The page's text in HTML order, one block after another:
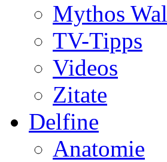
Mythos Wal
TV-Tipps
Videos
Zitate
Delfine
Anatomie